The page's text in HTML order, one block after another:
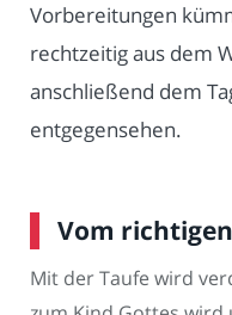
Vorbereitungen
rechtzeitig aus dem
anschließend dem
entgegensehen.
Vom
Mit der Taufe wird